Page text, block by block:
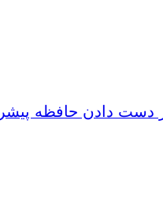
دست دادن حافظه